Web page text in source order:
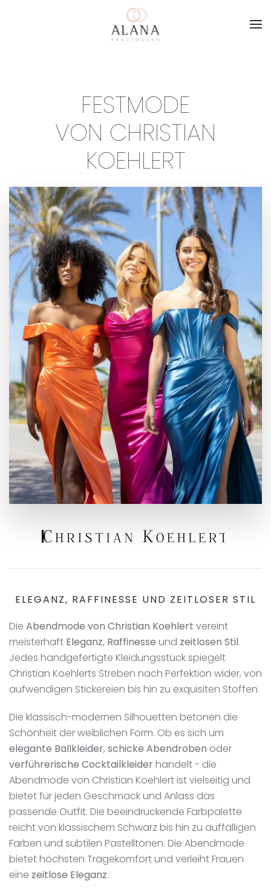
Skip to main content
FESTMODE
VON CHRISTIAN
KOEHLERT
ELEGANZ, RAFFINESSE UND ZEITLOSER STIL
Die Abendmode von Christian Koehlert vereint
meisterhaft Eleganz, Raffinesse und zeitlosen Stil.
Jedes handgefertigte Kleidungsstück spiegelt
Christian Koehlerts Streben nach Perfektion wider, von
aufwendigen Stickereien bis hin zu exquisiten Stoffen.
Die klassisch-modernen Silhouetten betonen die
Schönheit der weiblichen Form. Ob es sich um
elegante Ballkleider, schicke Abendroben oder
verführerische Cocktailkleider handelt - die
Abendmode von Christian Koehlert ist vielseitig und
bietet für jeden Geschmack und Anlass das
passende Outfit. Die beeindruckende Farbpalette
reicht von klassischem Schwarz bis hin zu auffälligen
Farben und subtilen Pastelltönen. Die Abendmode
bietet höchsten Tragekomfort und verleiht Frauen
eine zeitlose Eleganz.